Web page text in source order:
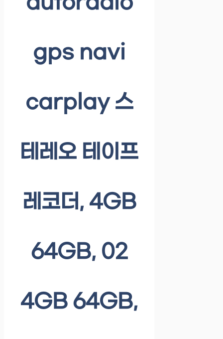
gps navi
carplay 스
테레오 테이프
레코더, 4GB
64GB, 02
4GB 64GB,